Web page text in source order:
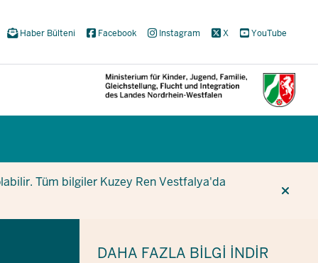
Haber Bülteni Facebook Instagram X YouTube
Tüm bilgiler Kuzey Ren Vestfalya'da
DAHA FAZLA BILGI İNDIR